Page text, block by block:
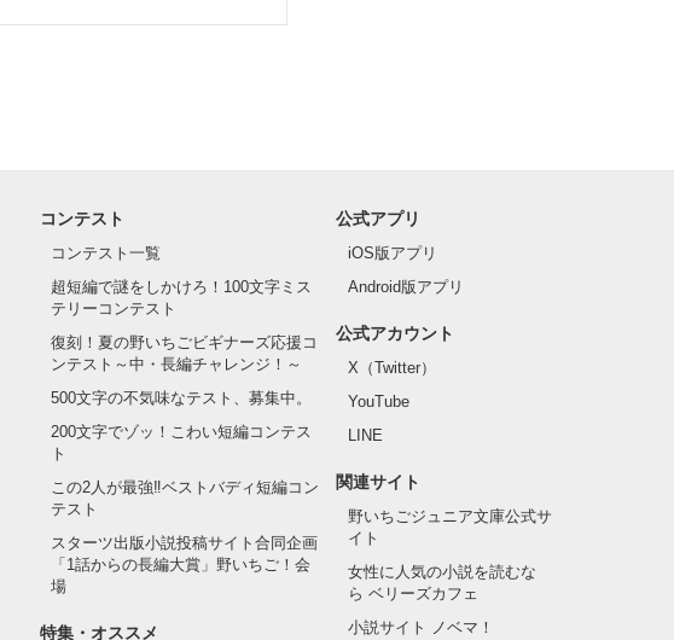
。
になった。
コンテスト
コンテスト一覧
超短編で謎をしかけろ！100文字ミス
テリーコンテスト
復刻！夏の野いちごビギナーズ応援コ
ンテスト～中・長編チャレンジ！～
500文字の不気味なテスト、募集中。
200文字でゾッ！こわい短編コンテス
ト
この2人が最強‼ベストバディ短編コン
テスト
スターツ出版小説投稿サイト合同企画
「1話からの長編大賞」野いちご！会
場
特集・オススメ
公式アプリ
iOS版アプリ
Android版アプリ
公式アカウント
X（Twitter）
YouTube
LINE
関連サイト
野いちごジュニア文庫公式サ
イト
女性に人気の小説を読むな
ら ベリーズカフェ
小説サイト ノベマ！